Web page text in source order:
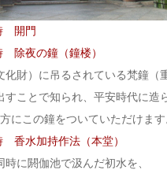
開門
除夜の鐘（鐘楼）
財）に吊るされている梵鐘（
ことで知られ、平安時代に造
にこの鐘をついていただけます
香水加持作法（本堂）
に閼伽池で汲んだ初水を、